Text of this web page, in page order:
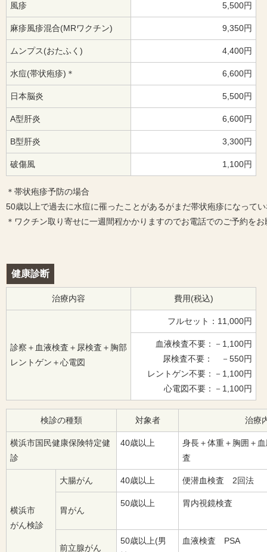
風疹 5,500円
麻疹風疹混合(MRワクチン) 9,350円
ムンプス(おたふく) 4,400円
水痘(帯状疱疹)＊ 6,600円
日本脳炎 5,500円
A型肝炎 6,600円
B型肝炎 3,300円
破傷風 1,100円
＊帯状疱疹予防の場合
50歳以上で過去に水痘に罹ったことがあるがまだ帯状疱疹になって
＊ワクチン取り寄せに一週間程かかりますのでお電話でのご予約を
健康診断
治療内容 費用(税込)
診察＋血液検査＋尿検査＋胸部
レントゲン＋心電図
フルセット：11,000円
血液検査不要：－1,100円
尿検査不要： －550円
レントゲン不要：－1,100円
心電図不要：－1,100円
検診の種類 対象者 治療
横浜市国民健康保険特定健
診
40歳以上
身長＋体重＋胸囲＋
査
横浜市
がん検診
大腸がん 40歳以上 便潜血検査 2回法
胃がん
50歳以上 胃内視鏡検査
前立腺がん
50歳以上(男
血液検査 PSA